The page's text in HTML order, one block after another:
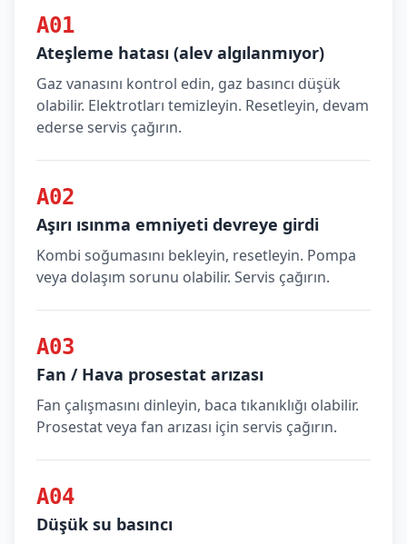
A01
Ateşleme hatası (alev algılanmıyor)
Gaz vanasını kontrol edin, gaz basıncı düşük
olabilir. Elektrotları temizleyin. Resetleyin, devam
ederse servis çağırın.
A02
Aşırı ısınma emniyeti devreye girdi
Kombi soğumasını bekleyin, resetleyin. Pompa
veya dolaşım sorunu olabilir. Servis çağırın.
A03
Fan / Hava prosestat arızası
Fan çalışmasını dinleyin, baca tıkanıklığı olabilir.
Prosestat veya fan arızası için servis çağırın.
A04
Düşük su basıncı